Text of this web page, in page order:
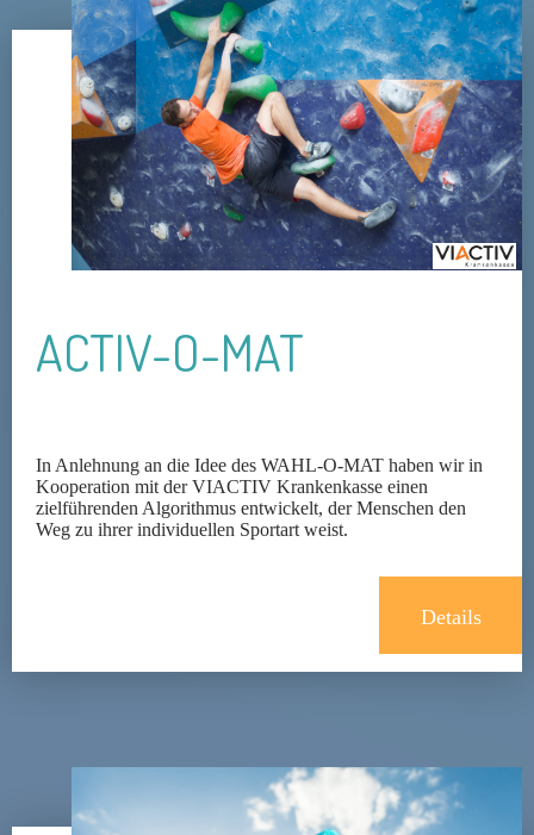
ACTIV-O-MAT
In Anlehnung an die Idee des WAHL-O-MAT haben wir in
Kooperation mit der VIACTIV Krankenkasse einen
zielführenden Algorithmus entwickelt, der Menschen den
Weg zu ihrer individuellen Sportart weist.
Details